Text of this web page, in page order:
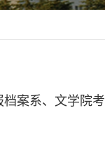
案系、文学院